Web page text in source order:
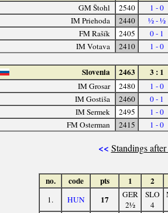
GM Štohl 2540 1 - 0
IM Priehoda
2440 ½ - ½
FM Rašík
2405 0 - 1
IM Votava
2410 1 - 0
Slovenia 2463 3 : 1
IM Grosar 2480 1 - 0
IM Gostiša
2460 0 - 1
IM Sermek
2495 1 - 0
FM Osterman
2415 1 - 0
<< Standings
no. code pts 1 2
1. HUN 17
GER
2½
SLO
4